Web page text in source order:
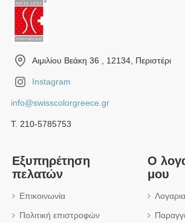
Αιμιλίου Βεάκη 36 , 12134, Περιστέρι
Instagram
info@swisscolorgreece.gr
Τ. 210-5785753
Εξυπηρέτηση
πελατών
Επικοινωνία
Πολιτική επιστροφών
Ο
μου